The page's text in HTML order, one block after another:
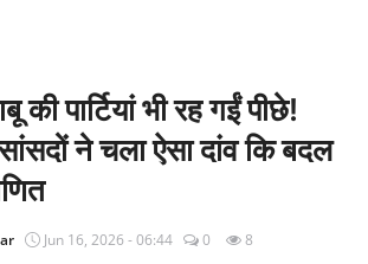
की पार्टियां भी रह गईं पीछे!
ने चला ऐसा दांव कि बदल
Jun 16, 2026 - 06:44 0 8